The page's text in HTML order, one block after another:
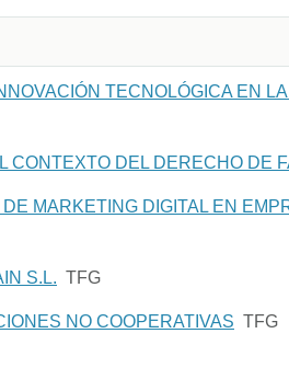
TECNOLÓGICA EN
CONTEXTO DEL DERECHO DE
MARKETING DIGITAL EN
S.L. TFG
NO COOPERATIVAS TFG